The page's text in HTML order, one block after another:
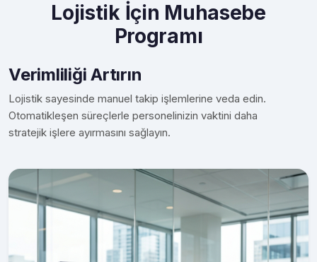
Lojistik İçin Muhasebe
Programı
Verimliliği Artırın
Lojistik sayesinde manuel takip işlemlerine veda edin.
Otomatikleşen süreçlerle personelinizin vaktini daha
stratejik işlere ayırmasını sağlayın.